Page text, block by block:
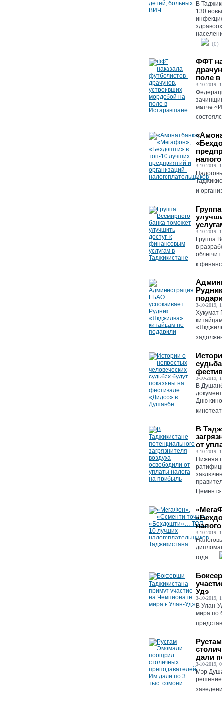
В
130
(0)
ФФТ
поле
3-10-2019,
матче
3-10-2019,
и
3-10-2019,
Группа
в
к
3-10-2019,
Хукумат
3-10-2019,
В
Дню
В
от
3-10-2019,
Нижняя
Цемент»
3-10-2019,
года....
Удэ
3-10-2019,
В Улан-
мира по
дали
3-10-2019,
Мэр
решение